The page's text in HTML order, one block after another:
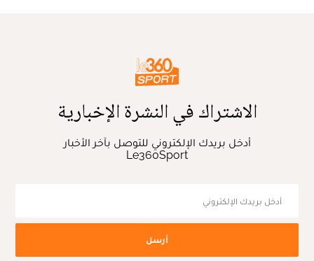
الاشتراك في النشرة الإخبارية
أدخل بريدك الإلكتروني للتوصل بآخر الأخبار
Le360Sport
أرسل